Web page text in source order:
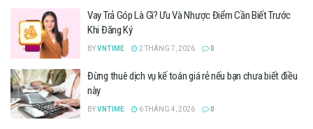
Vay Trả Góp Là Gì? Ưu Và Nhược Điểm Cần Biết Trước
Khi Đăng Ký
BYVNTIME 2 THÁNG 7, 2026 0
Đừng thuê dịch vụ kế toán giá rẻ nếu bạn chưa biết điều
này
BYVNTIME 6 THÁNG 4, 2026 0